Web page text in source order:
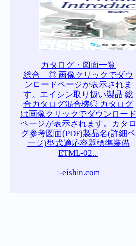
カタログ・図面一覧
総合 ◎ 画像クリックでダウ
ンロードページが表示されま
す。エイシン取り扱い製品 総
合カタログ混合機◎ カタログ
は画像クリックでダウンロード
ページが表示されます。カタロ
グ参考図面(PDF)製品名(詳細ペ
ージ)型式適応容器標準装備
ETML-02...
i-eishin.com